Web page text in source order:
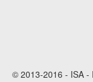
© 2013-2016 - ISA -